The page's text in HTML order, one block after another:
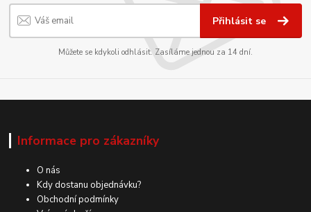
Přihlásit se
Můžete se kdykoli odhlásit. Zasíláme jednou za 14 dní.
Informace pro zákazníky
O nás
Kdy dostanu objednávku?
Obchodní podmínky